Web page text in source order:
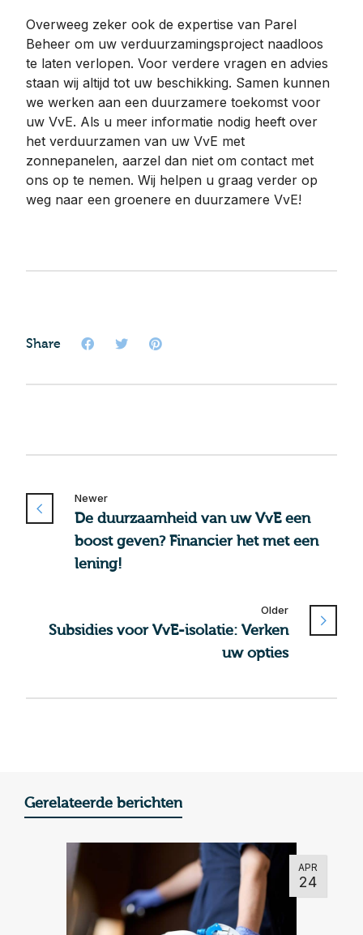
Overweeg zeker ook de expertise van Parel
Beheer om uw verduurzamingsproject naadloos
te laten verlopen. Voor verdere vragen en advies
staan wij altijd tot uw beschikking. Samen kunnen
we werken aan een duurzamere toekomst voor
uw VvE. Als u meer informatie nodig heeft over
het verduurzamen van uw VvE met
zonnepanelen, aarzel dan niet om contact met
ons op te nemen. Wij helpen u graag verder op
weg naar een groenere en duurzamere VvE!
Share
Newer
De duurzaamheid van uw VvE een
boost geven? Financier het met een
lening!
Older
Subsidies voor VvE-isolatie: Verken
uw opties
Gerelateerde berichten
APR
24